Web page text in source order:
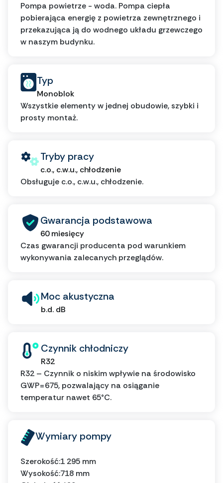
Pompa powietrze - woda. Pompa ciepła
pobierająca energię z powietrza zewnętrznego i
przekazująca ją do wodnego układu grzewczego
w naszym budynku.
Typ
Monoblok
Wszystkie elementy w jednej obudowie, szybki i
prosty montaż.
Tryby pracy
c.o., c.w.u., chłodzenie
Obsługuje c.o., c.w.u., chłodzenie.
Gwarancja podstawowa
60 miesięcy
Czas gwarancji producenta pod warunkiem
wykonywania zalecanych przeglądów.
Moc akustyczna
b.d. dB
Czynnik chłodniczy
R32
R32 – Czynnik o niskim wpływie na środowisko
GWP=675, pozwalający na osiąganie
temperatur nawet 65°C.
Wymiary pompy
Szerokość:1 295 mm
Wysokość:718 mm